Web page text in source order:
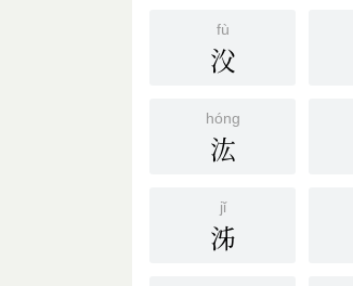
fù
㳇
hóng
汯
jǐ
泲